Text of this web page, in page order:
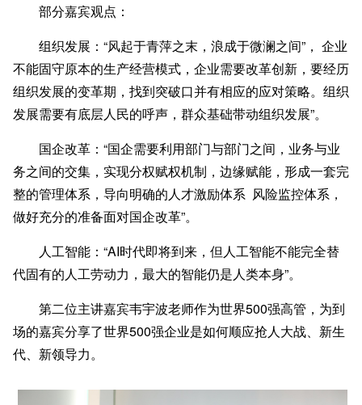
部分嘉宾观点：
组织发展 ：“风起于青萍之末，浪成于微澜之间”， 企业
不能固守原本的生产经营模式，企业需要改革创新，要经历
组织发展的变革期，找到突破口并有相应的应对策略。组织
发展需要有底层人民的呼声，群众基础带动组织发展”。
国企改革 ：“国企需要利用部门与部门之间，业务与业
务之间的交集，实现分权赋权机制，边缘赋能，形成一套完
整的管理体系，导向明确的人才激励体系 风险监控体系，
做好充分的准备面对国企改革”。
人工智能 ：“AI时代即将到来，但人工智能不能完全替
代固有的人工劳动力，最大的智能仍是人类本身”。
第二位主讲嘉宾韦宇波老师作为世界500强高管，为到
场的嘉宾分享了世界500强企业是如何顺应抢人大战、新生
代、新领导力。